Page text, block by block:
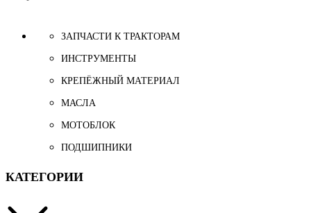
ЗАПЧАСТИ К ТРАКТОРАМ
ИНСТРУМЕНТЫ
КРЕПЁЖНЫЙ МАТЕРИАЛ
МАСЛА
МОТОБЛОК
ПОДШИПНИКИ
КАТЕГОРИИ